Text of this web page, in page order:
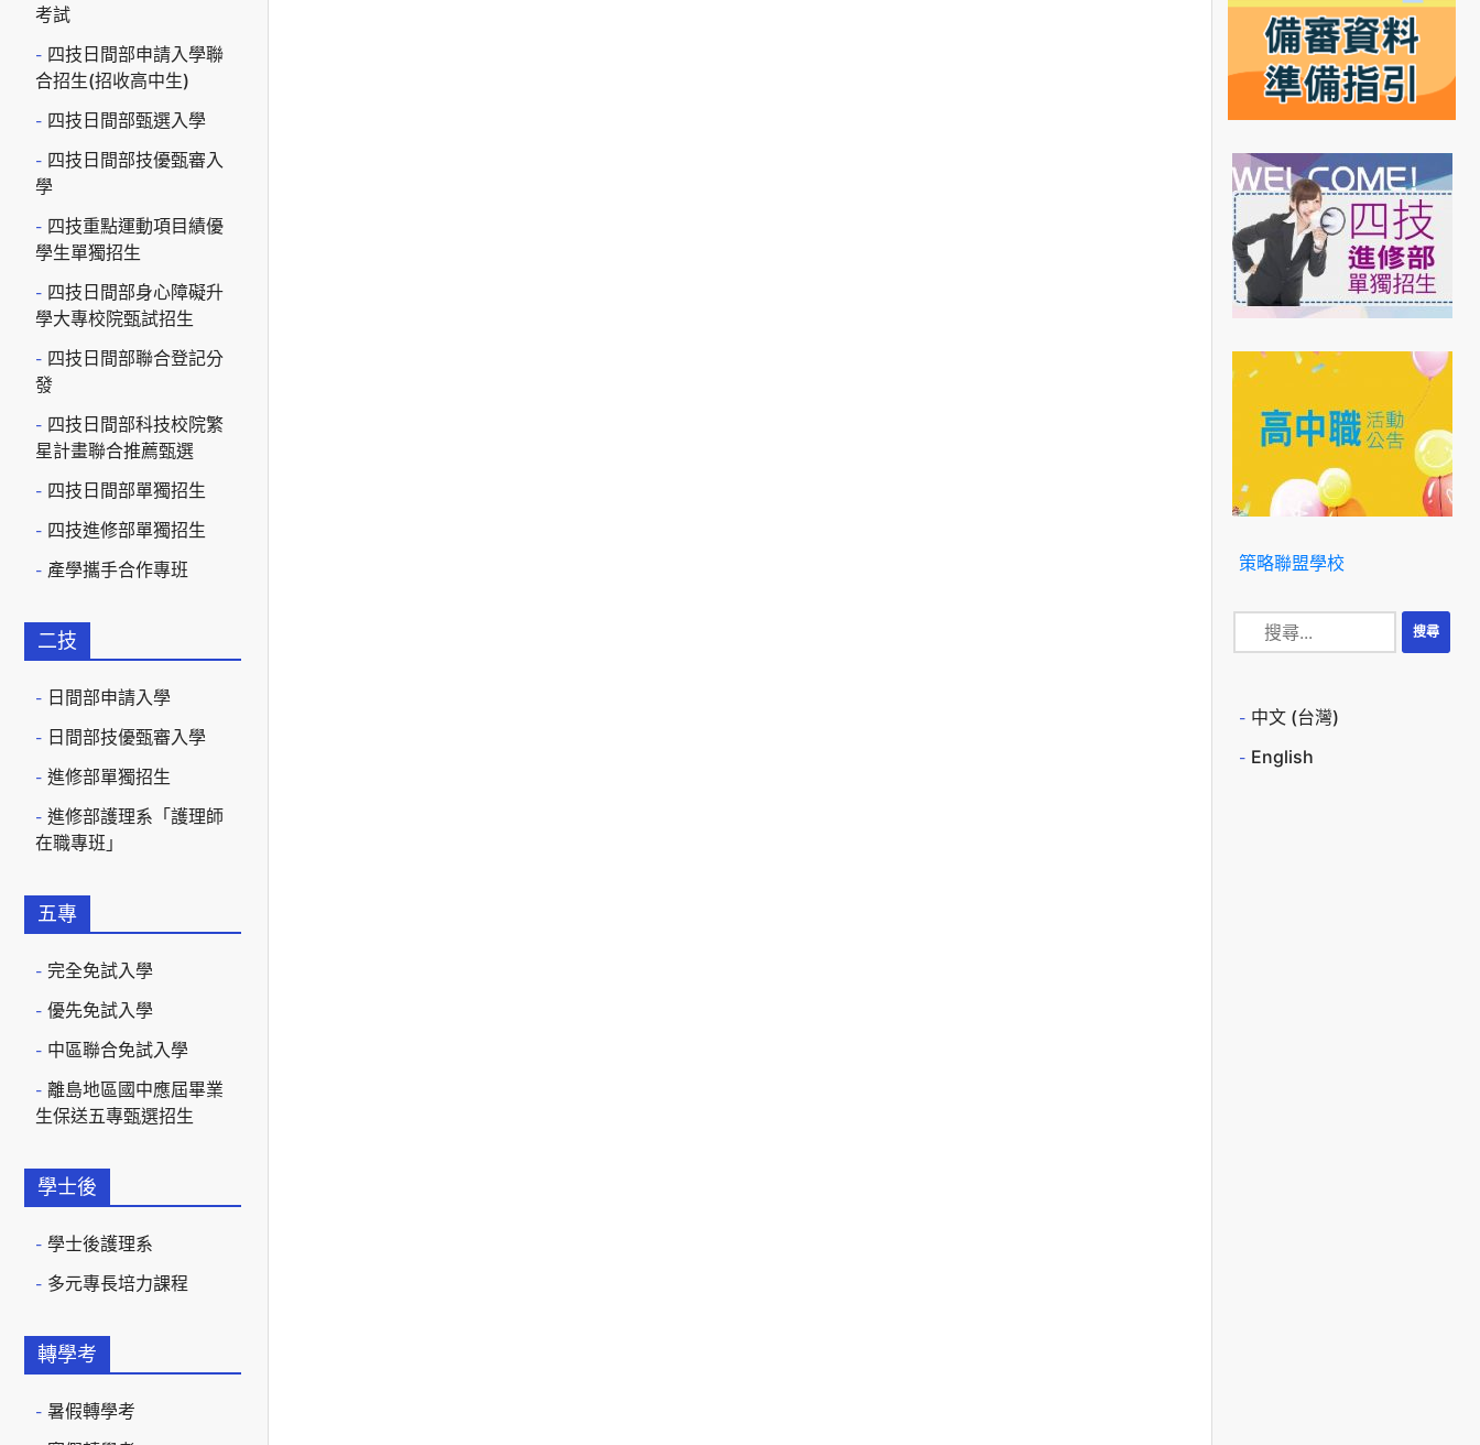
考試
四技日間部申請入學聯
合招生(招收高中生)
四技日間部甄選入學
四技日間部技優甄審入
學
四技重點運動項目績優
學生單獨招生
四技日間部身心障礙升
學大專校院甄試招生
四技日間部聯合登記分
發
四技日間部科技校院繁
星計畫聯合推薦甄選
四技日間部單獨招生
四技進修部單獨招生
產學攜手合作專班
二技
日間部申請入學
日間部技優甄審入學
進修部單獨招生
進修部護理系「護理師
在職專班」
五專
完全免試入學
優先免試入學
中區聯合免試入學
離島地區國中應屆畢業
生保送五專甄選招生
學士後
學士後護理系
多元專長培力課程
轉學考
暑假轉學考
策略聯盟學校
中文 (台灣)
English